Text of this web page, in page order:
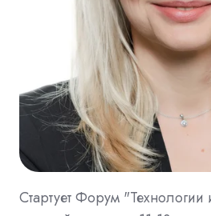
Стартует Форум "Технологии